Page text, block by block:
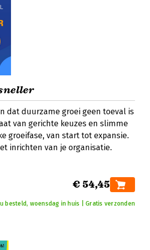
dat duurzame groei geen toeval is
van gerichte keuzes en slimme
groeifase, van start tot expansie.
inrichten van je organisatie.
€ 54,45
besteld, woensdag in huis | Gratis verzonden